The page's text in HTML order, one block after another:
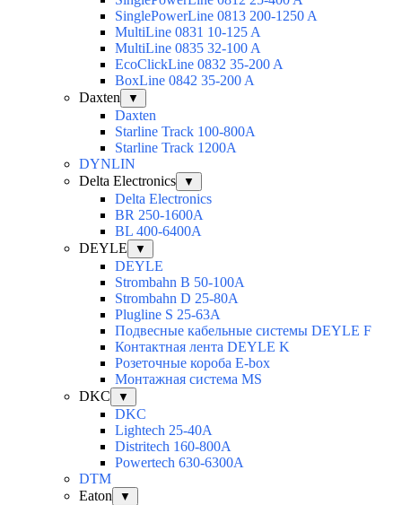
SinglePowerLine 0813 200-1250 A
MultiLine 0831 10-125 A
MultiLine 0835 32-100 A
EcoClickLine 0832 35-200 A
BoxLine 0842 35-200 A
Daxten
▼
Daxten
Starline Track 100-800А
Starline Track 1200А
DYNLIN
Delta Electronics
▼
Delta Electronics
BR 250-1600A
BL 400-6400A
DEYLE
▼
DEYLE
Strombahn B 50-100A
Strombahn D 25-80A
Plugline S 25-63A
Подвесные кабельные системы DEYLE F
Контактная лента DEYLE K
Розеточные короба E-box
Монтажная система MS
DKC
▼
DKC
Lightech 25-40А
Distritech 160-800А
Powertech 630-6300А
DTM
Eaton
▼